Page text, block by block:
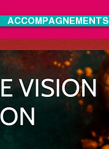
ACCOMPAGNEMENTS